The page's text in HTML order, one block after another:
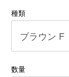
種類
数量